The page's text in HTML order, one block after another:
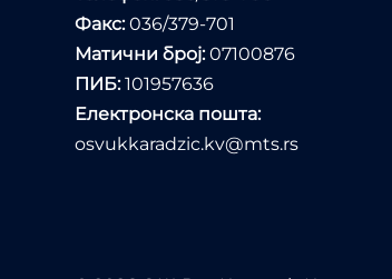
Факс:036/379-701
Матични број:07100876
ПИБ:101957636
Електронска пошта:
osvukkaradzic.kv@mts.rs